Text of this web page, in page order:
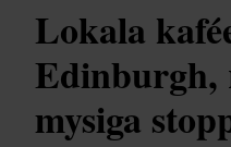
Lokala
Edinburgh,
mysiga